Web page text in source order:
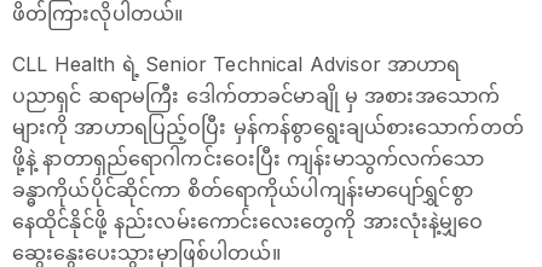
ဖိတ်ကြားလိုပါတယ်။
CLL Health ရဲ့ Senior Technical Advisor အာဟာရ
ပညာရှင် ဆရာမကြီး ဒေါက်တာခင်မာချို မှ အစားအသောက်
များကို အာဟာရပြည့်ဝပြီး မှန်ကန်စွာရွေးချယ်စားသောက်တတ်
ဖို့နဲ့ နာတာရှည်ရောဂါကင်းဝေးပြီး ကျန်းမာသွက်လက်သော
ခန္ဓာကိုယ်ပိုင်ဆိုင်ကာ စိတ်ရောကိုယ်ပါကျန်းမာပျော်ရွှင်စွာ
နေထိုင်နိုင်ဖို့ နည်းလမ်းကောင်းလေးတွေကို အားလုံးနဲ့မျှဝေ
ဆွေးနွေးပေးသွားမှာဖြစ်ပါတယ်။